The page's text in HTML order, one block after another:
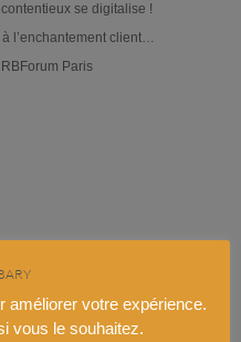
se digitalise !
l’enchantement client…
Paris
améliorer votre expérience.
vous le souhaitez.